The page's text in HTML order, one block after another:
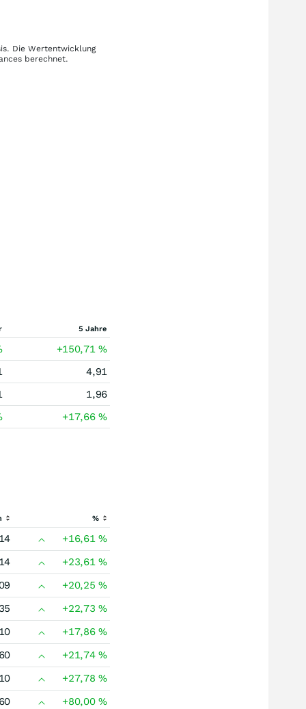
Die Wertentwicklung
berechnet.
5 Jahre
+150,71%
4,91
1,96
+17,66%
%
+16,61%
+23,61%
+20,25%
+22,73%
+17,86%
+21,74%
+27,78%
+80,00%